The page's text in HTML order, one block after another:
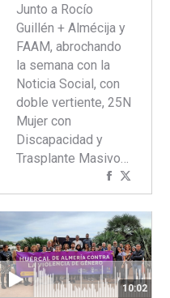
Junto a Rocío
Guillén + Almécija y
FAAM, abrochando
la semana con la
Noticia Social, con
doble vertiente, 25N
Mujer con
Discapacidad y
Trasplante Masivo…
Compartir
concon
10:02